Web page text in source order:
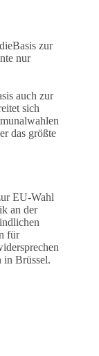
zur
nur
auch zur
sich
das größte
EU-Wahl
an der
für
in Brüssel.